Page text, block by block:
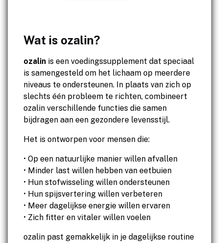
Wat is ozalin?
ozalin is een voedingssupplement dat speciaal
is samengesteld om het lichaam op meerdere
niveaus te ondersteunen. In plaats van zich op
slechts één probleem te richten, combineert
ozalin verschillende functies die samen
bijdragen aan een gezondere levensstijl.
Het is ontworpen voor mensen die:
• Op een natuurlijke manier willen afvallen
• Minder last willen hebben van eetbuien
• Hun stofwisseling willen ondersteunen
• Hun spijsvertering willen verbeteren
• Meer dagelijkse energie willen ervaren
• Zich fitter en vitaler willen voelen
ozalin past gemakkelijk in je dagelijkse routine